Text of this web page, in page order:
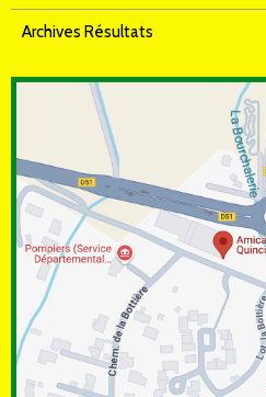
Archives Résultats